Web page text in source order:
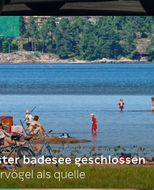
badesee geschlossen
als quelle